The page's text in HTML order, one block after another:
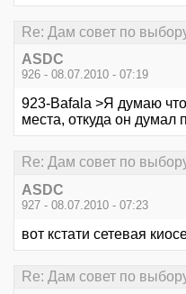
Re: Дам совет по
ASDC
926 - 08.07.2010 - 07:19
923-Bafala >Я думаю что
места, откуда он думал
Re: Дам совет по
ASDC
927 - 08.07.2010 - 07:23
вот кстати сетевая
Re: Дам совет по